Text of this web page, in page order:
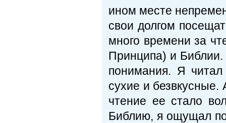
ином месте
свои долгом
много времени за
Принципа) и
понимания. Я
сухие и
чтение ее стало
Библию, я ощущал